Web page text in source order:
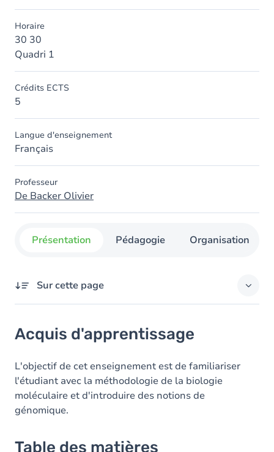
Horaire
30 30
Quadri 1
Crédits ECTS
5
Langue d'enseignement
Français
Professeur
De Backer Olivier
Présentation Pédagogie Organisation
Sur cette page
Table des matières
Acquis d'apprentissage
L'objectif de cet enseignement est de familiariser
l'étudiant avec la méthodologie de la biologie
moléculaire et d'introduire des notions de
génomique.
Table des matières